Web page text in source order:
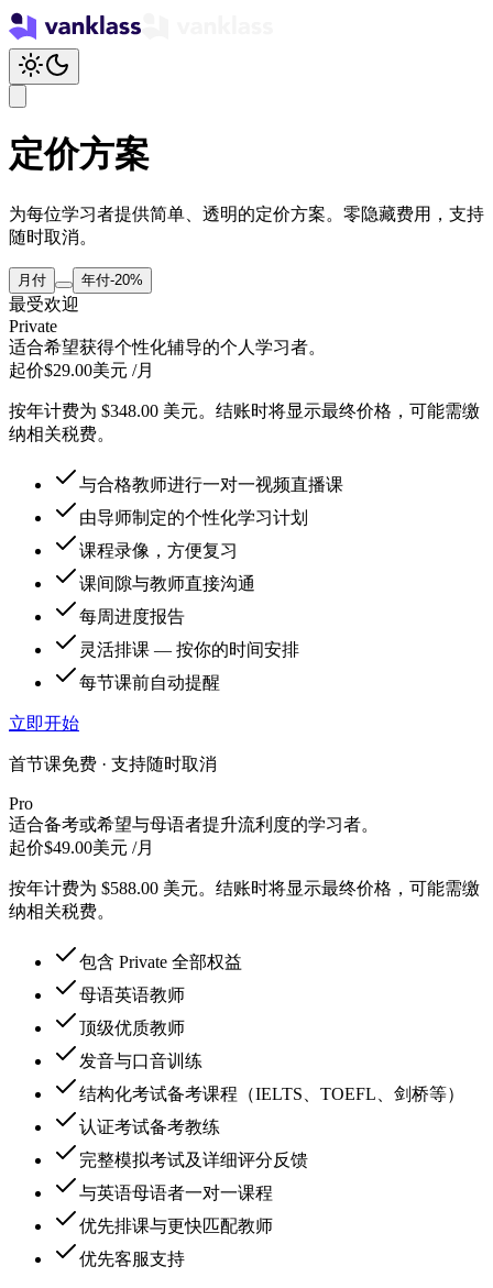
定价方案
为每位学习者提供简单、透明的定价方案。零隐藏费用，支持
随时取消。
月付 年付-20%
最受欢迎
Private
适合希望获得个性化辅导的个人学习者。
起价$29.00美元 /月
按年计费为 $348.00 美元。结账时将显示最终价格，可能需缴
纳相关税费。
与合格教师进行一对一视频直播课
由导师制定的个性化学习计划
课程录像，方便复习
课间隙与教师直接沟通
每周进度报告
灵活排课 — 按你的时间安排
每节课前自动提醒
立即开始
首节课免费 · 支持随时取消
Pro
适合备考或希望与母语者提升流利度的学习者。
起价$49.00美元 /月
按年计费为 $588.00 美元。结账时将显示最终价格，可能需缴
纳相关税费。
包含 Private 全部权益
母语英语教师
顶级优质教师
发音与口音训练
结构化考试备考课程（IELTS、TOEFL、剑桥等）
认证考试备考教练
完整模拟考试及详细评分反馈
与英语母语者一对一课程
优先排课与更快匹配教师
优先客服支持